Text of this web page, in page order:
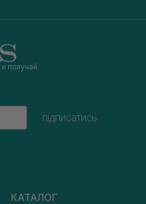
и получай
підписатись
КАТАЛОГ